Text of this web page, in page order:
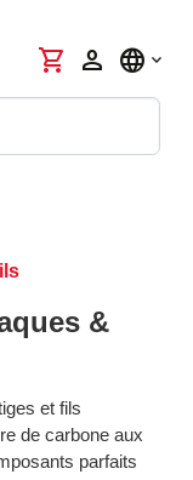
shopping_cart person language
&
et fils
de carbone aux
parfaits